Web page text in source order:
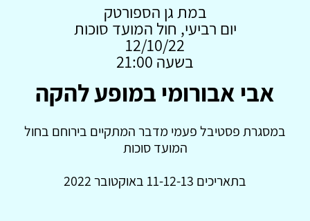
במת גן הספורטק
יום רביעי, חול המועד סוכות
12/10/22
בשעה 21:00
אבי אבורומי במופע להקה
במסגרת פסטיבל פעמי מדבר המתקיים בירוחם בחול
המועד סוכות
בתאריכים 11-12-13 באוקטובר 2022